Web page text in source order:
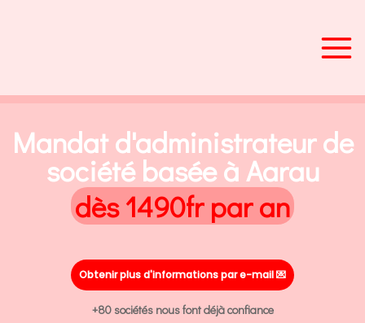
Mandat d'administrateur de
société basée à Aarau
dès 1490fr par an
Obtenir plus d'informations par e-mail💌
+80 sociétés nous font déjà confiance